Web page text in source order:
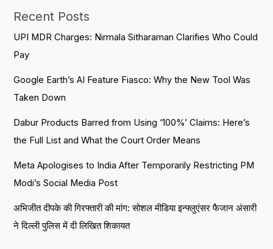
Recent Posts
UPI MDR Charges: Nirmala Sitharaman Clarifies Who Could
Pay
Google Earth’s AI Feature Fiasco: Why the New Tool Was
Taken Down
Dabur Products Barred from Using ‘100%’ Claims: Here’s
the Full List and What the Court Order Means
Meta Apologises to India After Temporarily Restricting PM
Modi’s Social Media Post
अभिजीत दीपके की गिरफ्तारी की मांग: सोशल मीडिया इन्फ्लुएंसर फैजान अंसारी
ने दिल्ली पुलिस में दी लिखित शिकायत